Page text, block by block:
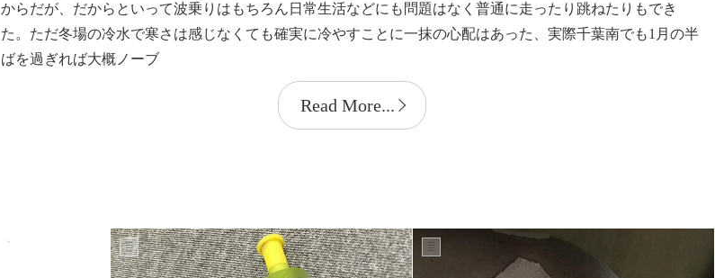
からだが、だからといって波乗りはもちろん日常生活などにも問題はなく普通に走ったり跳ねたりもでき
た。ただ冬場の冷水で寒さは感じなくても確実に冷やすことに一抹の心配はあった、実際千葉南でも1月の半
ばを過ぎれば大概ノーブ
Read More...